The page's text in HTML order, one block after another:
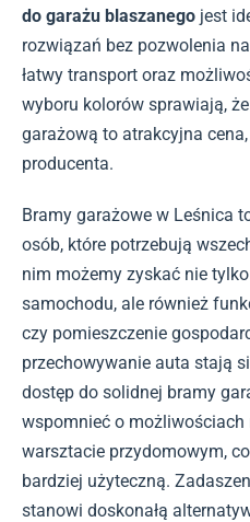
do garażu blaszanego jest
rozwiązań bez pozwolenia
łatwy transport oraz
wyboru kolorów sprawiają,
garażową to atrakcyjna
producenta.
Bramy garażowe w Leśnica
osób, które potrzebują
nim możemy zyskać nie
samochodu, ale również
czy pomieszczenie
przechowywanie auta stają
dostęp do solidnej bramy
wspomnieć o
warsztacie przydomowym,
bardziej użyteczną.
stanowi doskonałą